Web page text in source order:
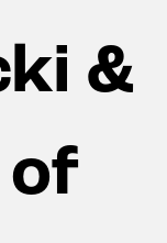
&
of